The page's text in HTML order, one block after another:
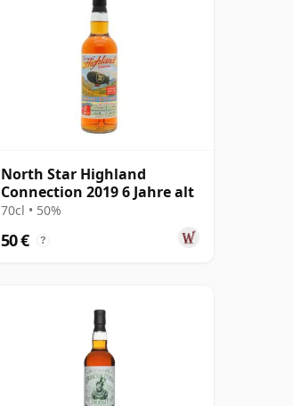
North Star Highland
Connection 2019 6 Jahre alt
70cl • 50%
50 € ?